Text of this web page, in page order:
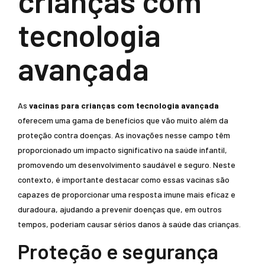
tecnologia
avançada
As vacinas para crianças com tecnologia avançada
oferecem uma gama de benefícios que vão muito além da
proteção contra doenças. As inovações nesse campo têm
proporcionado um impacto significativo na saúde infantil,
promovendo um desenvolvimento saudável e seguro. Neste
contexto, é importante destacar como essas vacinas são
capazes de proporcionar uma resposta imune mais eficaz e
duradoura, ajudando a prevenir doenças que, em outros
tempos, poderiam causar sérios danos à saúde das crianças.
Proteção e segurança